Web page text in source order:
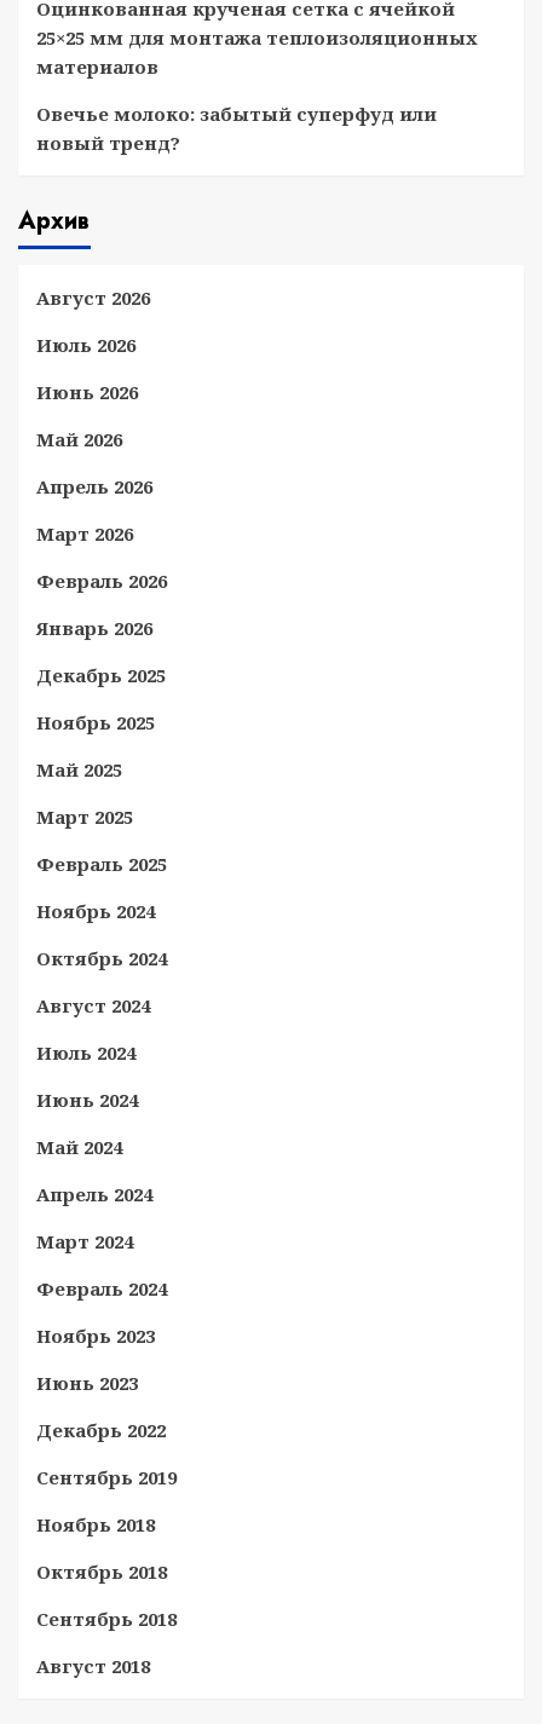
Оцинкованная крученая сетка с ячейкой
25×25 мм для монтажа теплоизоляционных
материалов
Овечье молоко: забытый суперфуд или
новый тренд?
Архив
Август 2026
Июль 2026
Июнь 2026
Май 2026
Апрель 2026
Март 2026
Февраль 2026
Январь 2026
Декабрь 2025
Ноябрь 2025
Май 2025
Март 2025
Февраль 2025
Ноябрь 2024
Октябрь 2024
Август 2024
Июль 2024
Июнь 2024
Май 2024
Апрель 2024
Март 2024
Февраль 2024
Ноябрь 2023
Июнь 2023
Декабрь 2022
Сентябрь 2019
Ноябрь 2018
Октябрь 2018
Сентябрь 2018
Август 2018